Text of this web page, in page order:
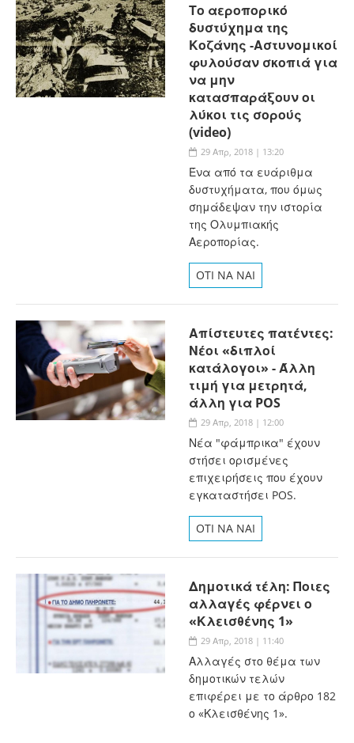
Το αεροπορικό
δυστύχημα της
Κοζάνης -Αστυνομικοί
φυλούσαν σκοπιά για
να μην
κατασπαράξουν οι
λύκοι τις σορούς
(video)
29 Απρ, 2018 | 13:20
Ένα από τα ευάριθμα
δυστυχήματα, που όμως
σημάδεψαν την ιστορία
της Ολυμπιακής
Αεροπορίας.
OTI NA NAI
Απίστευτες πατέντες:
Νέοι «διπλοί
κατάλογοι» - Άλλη
τιμή για μετρητά,
άλλη για POS
29 Απρ, 2018 | 12:00
Νέα "φάμπρικα" έχουν
στήσει ορισμένες
επιχειρήσεις που έχουν
εγκαταστήσει POS.
OTI NA NAI
Δημοτικά τέλη: Ποιες
αλλαγές φέρνει ο
«Κλεισθένης 1»
29 Απρ, 2018 | 11:40
Αλλαγές στο θέμα των
δημοτικών τελών
επιφέρει με το άρθρο 182
ο «Κλεισθένης 1».